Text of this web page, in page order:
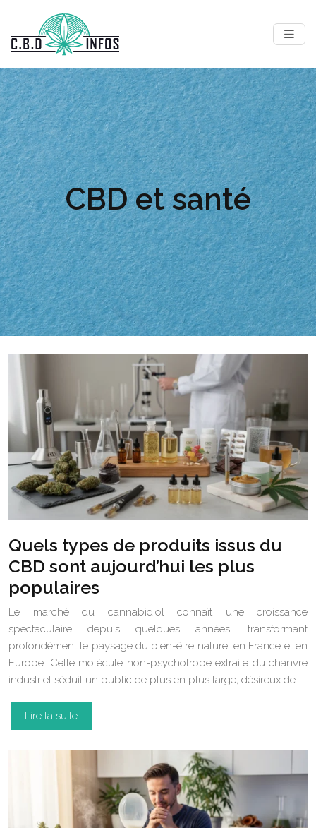
CBD et santé
Quels types de produits issus du
CBD sont aujourd’hui les plus
populaires
Le marché du cannabidiol connaît une croissance
spectaculaire depuis quelques années, transformant
profondément le paysage du bien-être naturel en France et en
Europe. Cette molécule non-psychotrope extraite du chanvre
industriel séduit un public de plus en plus large, désireux de…
Lire la suite